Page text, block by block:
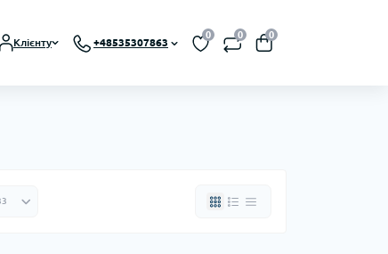
Клієнту +48535307863
0 0 0